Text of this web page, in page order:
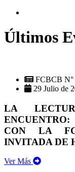
Últimos
FCBCB N°
29 Julio de
LA
CON LA
INVITADA DE
Ver Más